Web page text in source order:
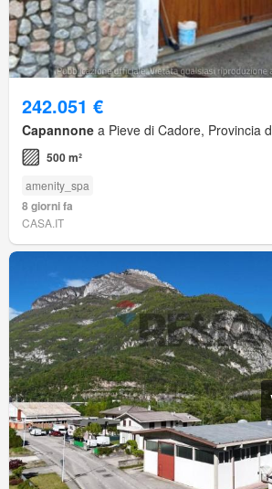
242.051 €
Capannone a Pieve di Cadore, Provincia
500 m²
amenity_spa
8 giorni fa
CASA.IT